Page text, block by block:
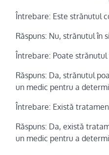
Întrebare: Este strănutul
Răspuns: Nu, strănutul în
Întrebare: Poate
Răspuns: Da, strănutul
un medic pentru a
Întrebare: Există
Răspuns: Da, există
un medic pentru a